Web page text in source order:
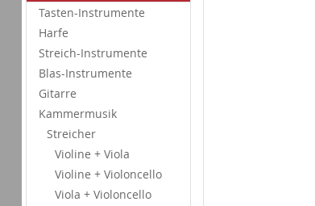
Tasten-Instrumente
Harfe
Streich-Instrumente
Blas-Instrumente
Gitarre
Kammermusik
Streicher
Violine + Viola
Violine + Violoncello
Viola + Violoncello